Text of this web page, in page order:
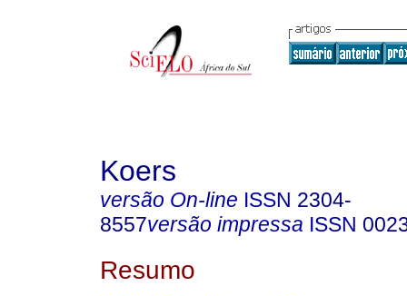
Koers
versão On-line ISSN 2304-
8557versão impressa ISSN
Resumo